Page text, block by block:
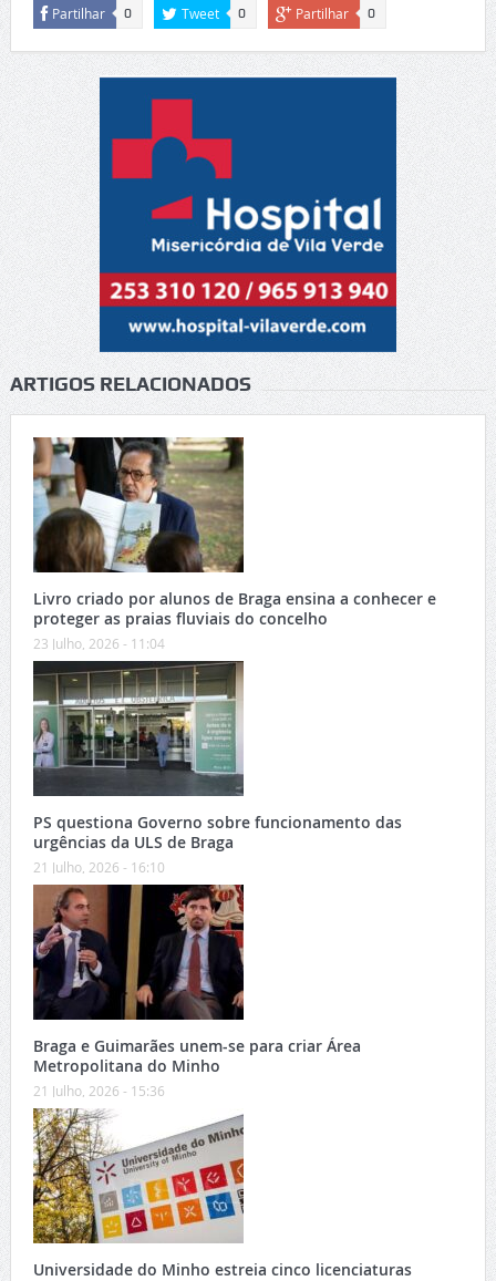
Partilhar 0 Tweet 0 Partilhar 0
ARTIGOS RELACIONADOS
Livro criado por alunos de Braga ensina a conhecer e
proteger as praias fluviais do concelho
23 Julho, 2026 - 11:04
PS questiona Governo sobre funcionamento das
urgências da ULS de Braga
21 Julho, 2026 - 16:10
Braga e Guimarães unem-se para criar Área
Metropolitana do Minho
21 Julho, 2026 - 15:36
Universidade do Minho estreia cinco licenciaturas